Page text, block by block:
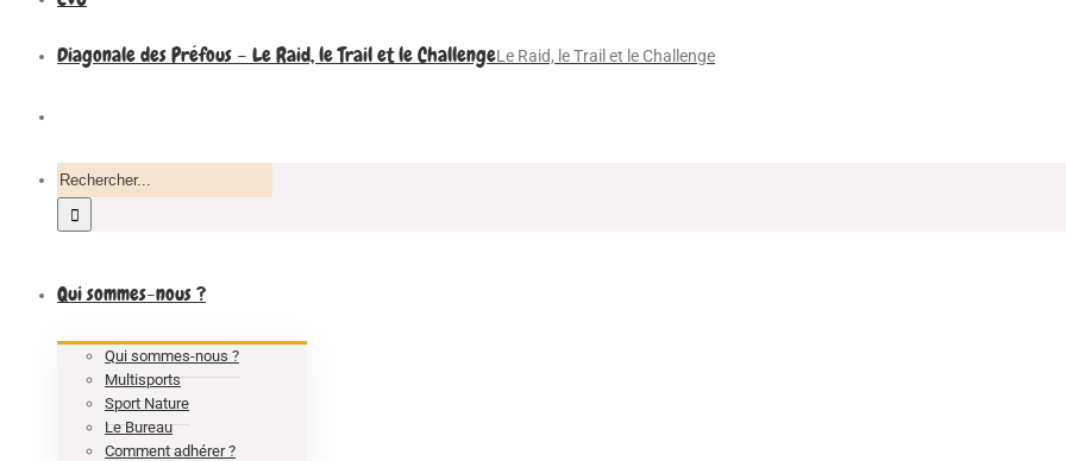
Diagonale des Préfous – Le Raid, le Trail et le ChallengeLe Raid, le Trail et le Challenge
Recherche
pour
Qui sommes-nous ?
Qui sommes-nous ?
Multisports
Sport Nature
Le Bureau
Comment adhérer ?